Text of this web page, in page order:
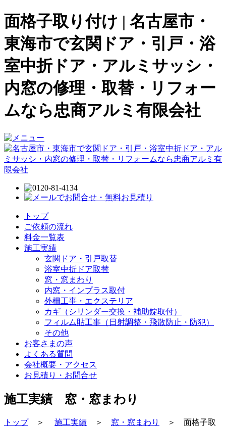
面格子取り付け | 名古屋市・
東海市で玄関ドア・引戸・浴
室中折ドア・アルミサッシ・
内窓の修理・取替・リフォー
ムなら忠商アルミ有限会社
トップ
ご依頼の流れ
料金一覧表
施工実績
玄関ドア・引戸取替
浴室中折ドア取替
窓・窓まわり
内窓・インプラス取付
外柵工事・エクステリア
カギ（シリンダー交換・補助錠取付）
フィルム貼工事（日射調整・飛散防止・防犯）
その他
お客さまの声
よくある質問
会社概要・アクセス
お見積り・お問合せ
施工実績 窓・窓まわり
トップ＞ 施工実績 ＞ 窓・窓まわり
＞ 面格子取